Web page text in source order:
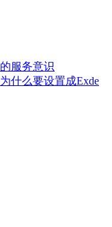
服务意识
什么要设置成Exde